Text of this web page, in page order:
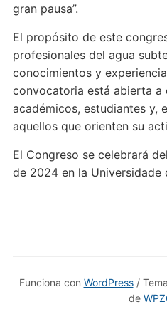
gran pausa”.
El propósito de este
profesionales del agua
conocimientos y
convocatoria está abierta a
académicos, estudiantes y,
aquellos que orienten su
El Congreso se celebrará
de 2024 en la Universidade
Funciona con WordPress/
de